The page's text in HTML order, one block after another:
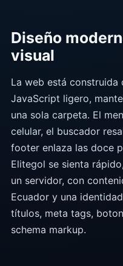
Diseño
visual
La web está construida
JavaScript ligero,
una sola carpeta. El
celular, el buscador
footer enlaza las doce
Elitegol se sienta
un servidor, con
Ecuador y una
títulos, meta tags,
schema markup.